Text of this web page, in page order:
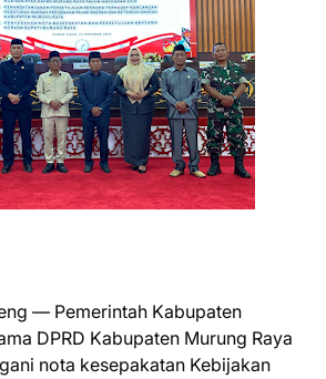
— Pemerintah Kabupaten
DPRD Kabupaten Murung Raya
nota kesepakatan Kebijakan